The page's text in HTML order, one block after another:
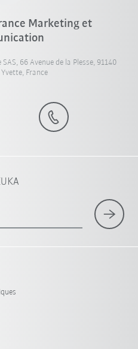
Marketing et
66 Avenue de la Plesse, 91140
France